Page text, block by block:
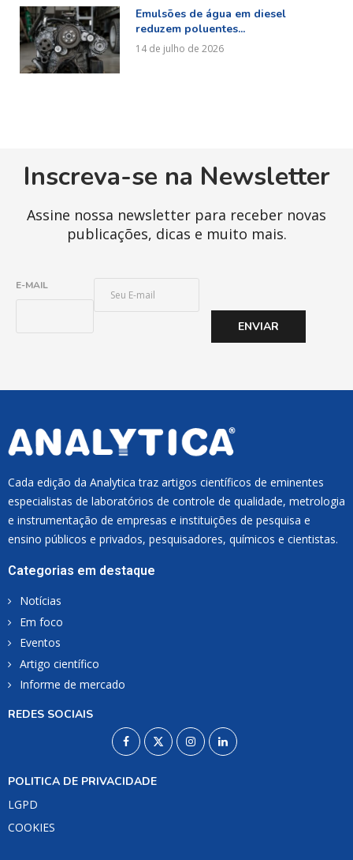
Emulsões de água em diesel
reduzem poluentes...
14 de julho de 2026
Inscreva-se na Newsletter
Assine nossa newsletter para receber novas
publicações, dicas e muito mais.
E-MAIL
ENVIAR
Cada edição da Analytica traz artigos científicos de eminentes
especialistas de laboratórios de controle de qualidade, metrologia
e instrumentação de empresas e instituições de pesquisa e
ensino públicos e privados, pesquisadores, químicos e cientistas.
Categorias em destaque
Notícias
Em foco
Eventos
Artigo científico
Informe de mercado
REDES SOCIAIS
POLITICA DE PRIVACIDADE
LGPD
COOKIES